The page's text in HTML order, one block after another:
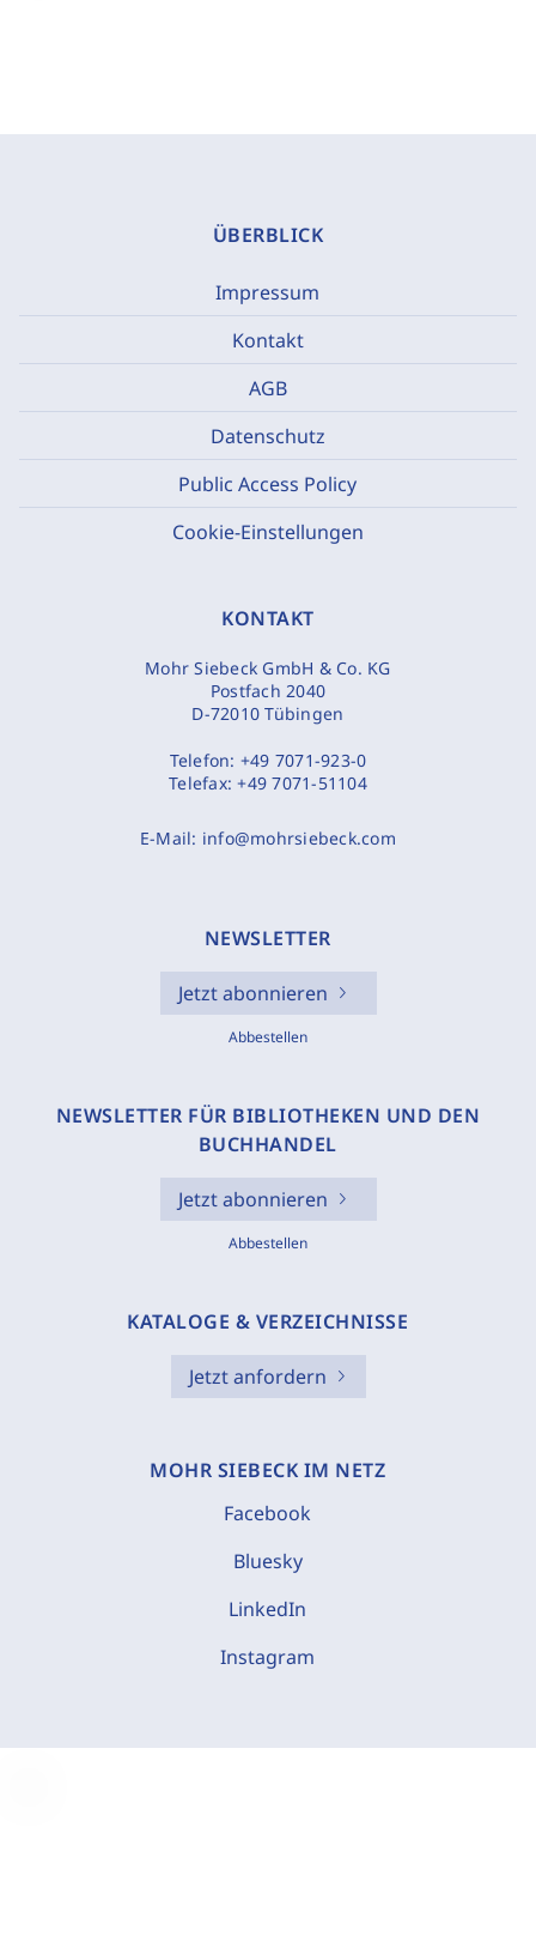
ÜBERBLICK
Impressum
Kontakt
AGB
Datenschutz
Public Access Policy
Cookie-Einstellungen
KONTAKT
Mohr Siebeck GmbH & Co. KG
Postfach 2040
D-72010 Tübingen
Telefon: +49 7071-923-0
Telefax:+49 7071-51104
E-Mail: info@mohrsiebeck.com
NEWSLETTER
Jetzt abonnieren
Abbestellen
NEWSLETTER FÜR BIBLIOTHEKEN UND DEN
BUCHHANDEL
Jetzt abonnieren
Abbestellen
KATALOGE & VERZEICHNISSE
Jetzt anfordern
MOHR SIEBECK IM NETZ
Facebook
Bluesky
LinkedIn
Instagram